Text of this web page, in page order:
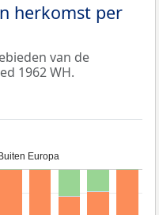
herkomst per
van de
1962 WH.
Europa